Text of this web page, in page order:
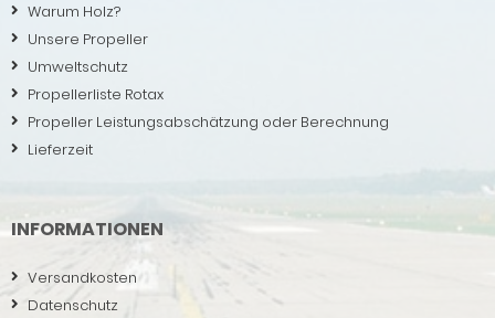
Warum Holz?
Unsere Propeller
Umweltschutz
Propellerliste Rotax
Propeller Leistungsabschätzung oder Berechnung
Lieferzeit
INFORMATIONEN
Versandkosten
Datenschutz